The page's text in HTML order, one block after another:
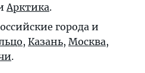
Арктика.
города и
, Казань, Москва,
.